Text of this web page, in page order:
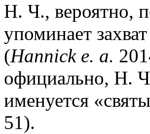
Н. Ч., вероятно,
упоминает
(Hannick e. a.
официально, Н.
именуется
51).